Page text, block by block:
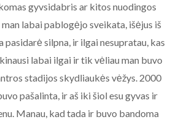
gyvsidabris ar kitos nuodingos
man labai pablogėjo sveikata, išėjus iš
pasidarė silpna, ir ilgai nesupratau, kas
labai ilgai ir tik vėliau man buvo
stadijos skydliaukės vėžys. 2000
pašalinta, ir aš iki šiol esu gyvas ir
Manau, kad tada ir buvo bandoma